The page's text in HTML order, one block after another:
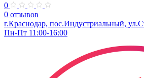
0
0 отзывов
г.Краснодар, пос.Индустриальный,
Пн-Пт 11:00-16:00